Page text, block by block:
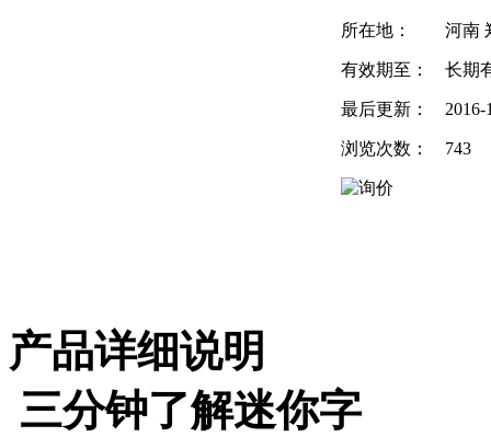
所在地： 河南
有效期至： 长期
最后更新： 2016-
浏览次数： 743
产品详细说明
三分钟了解迷你字